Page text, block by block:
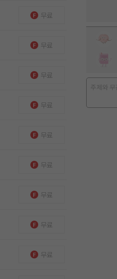
무료
무료
무료
무료
무료
무료
무료
무료
무료